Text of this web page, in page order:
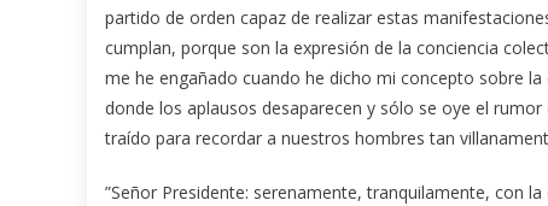
partido de orden capaz de realizar estas
cumplan, porque son la expresión de la conciencia
me he engañado cuando he dicho mi concepto sobre
donde los aplausos desaparecen y sólo se oye el
traído para recordar a nuestros hombres tan
”Señor Presidente: serenamente, tranquilamente, con